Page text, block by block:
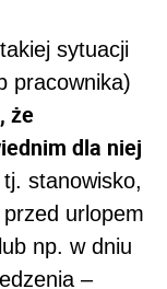
sytuacji
pracownika)
że
dla niej
tj. stanowisko,
przed urlopem
np. w dniu
–